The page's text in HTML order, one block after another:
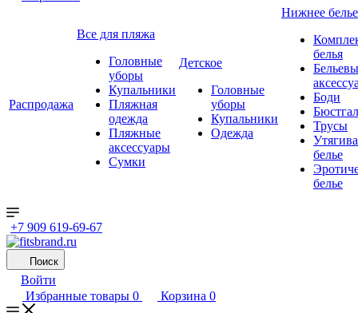
Распродажа
Все для пляжа
Головные
уборы
Купальники
Пляжная
одежда
Пляжные
аксессуары
Сумки
Детское
Головные
уборы
Купальники
Одежда
Нижнее белье
белья
Боди
Трусы
белье
белье
+7 909 619-69-67
Поиск
Войти
Избранные товары 0 Корзина 0